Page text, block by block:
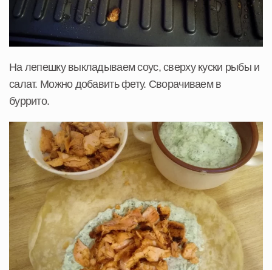
На лепешку выкладываем соус, сверху куски рыбы и
салат. Можно добавить фету. Сворачиваем в
буррито.